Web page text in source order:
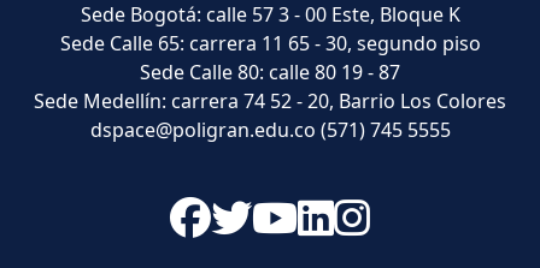
Sede Bogotá: calle 57 3 - 00 Este, Bloque K
Sede Calle 65: carrera 11 65 - 30, segundo piso
Sede Calle 80: calle 80 19 - 87
Sede Medellín: carrera 74 52 - 20, Barrio Los Colores
dspace@poligran.edu.co (571) 745 5555